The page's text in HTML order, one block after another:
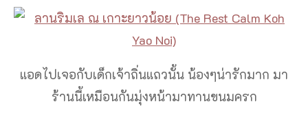
แอดไปเจอกับเด็กเจ้าถิ่นแถวนั้น น้องๆน่ารักมาก มา
ร้านนี้เหมือนกันมุ่งหน้ามาทานขนมครก